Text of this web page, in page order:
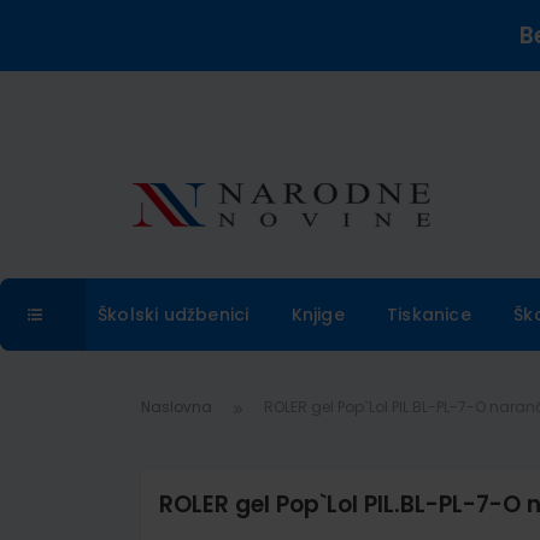
Školski udžbenici Knjige Tiskanice
Naslovna
ROLER gel Pop`Lol PIL.BL-PL-7-